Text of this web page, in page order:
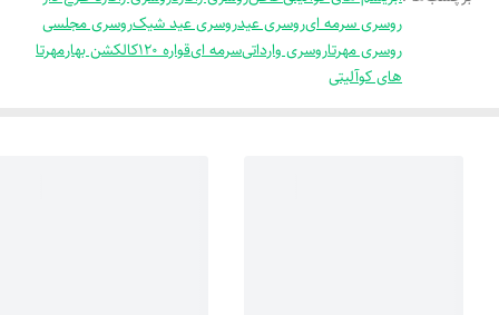
روسری سرمه ایروسری عیدروسری عید شیکروسری مجلسی
روسری مهرتاروسری وارداتیسرمه ایقواره 120 کالکشن بهارمهرتا
های کوآلیتی